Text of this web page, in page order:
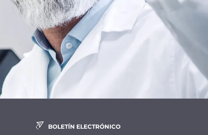
BOLETÍN ELECTRÓNICO